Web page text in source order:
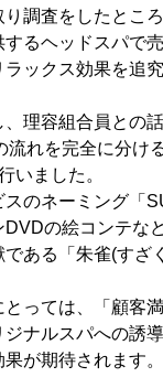
調査をしたとこ
るヘッドスパで
ックス効果を追
理容組合員との
れを完全に分け
いました。
のネーミング「
の絵コンテな
ある「朱雀(す
っては、「顧客
ナルスパへの誘
が期待されます。